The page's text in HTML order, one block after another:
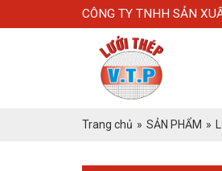
CÔNG TY TNHH SẢN
Trang chủ » SẢN PHẨM »